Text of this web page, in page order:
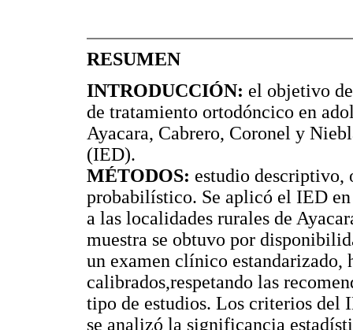
RESUMEN
INTRODUCCIÓN: el objetivo
de tratamiento ortodóncico en
Ayacara, Cabrero, Coronel y
(IED).
MÉTODOS: estudio descriptivo,
probabilístico. Se aplicó el IED en
a las localidades rurales de
muestra se obtuvo por
un examen clínico estandarizado,
calibrados,respetando las
tipo de estudios. Los criterios del
se analizó la significancia